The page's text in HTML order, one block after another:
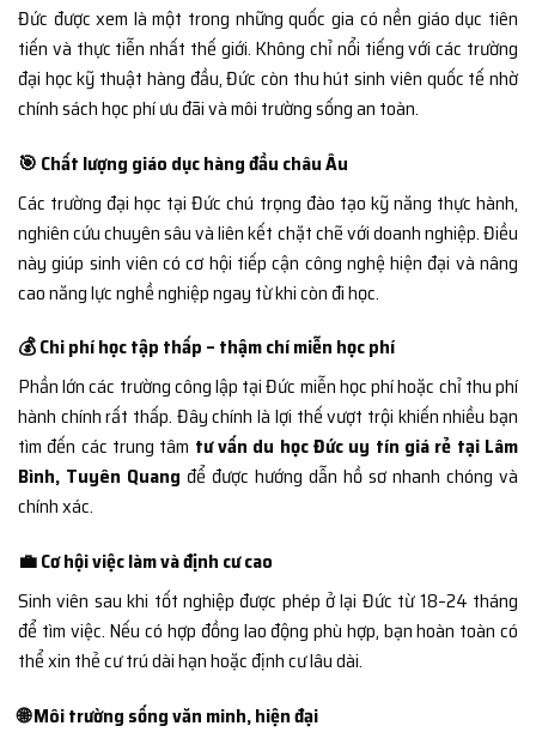
Đức được xem là một trong những quốc gia có nền giáo dục tiên
tiến và thực tiễn nhất thế giới. Không chỉ nổi tiếng với các trường
đại học kỹ thuật hàng đầu, Đức còn thu hút sinh viên quốc tế nhờ
chính sách học phí ưu đãi và môi trường sống an toàn.
🎯 Chất lượng giáo dục hàng đầu châu Âu
Các trường đại học tại Đức chú trọng đào tạo kỹ năng thực hành,
nghiên cứu chuyên sâu và liên kết chặt chẽ với doanh nghiệp. Điều
này giúp sinh viên có cơ hội tiếp cận công nghệ hiện đại và nâng
cao năng lực nghề nghiệp ngay từ khi còn đi học.
💰 Chi phí học tập thấp – thậm chí miễn học phí
Phần lớn các trường công lập tại Đức miễn học phí hoặc chỉ thu phí
hành chính rất thấp. Đây chính là lợi thế vượt trội khiến nhiều bạn
tìm đến các trung tâm tư vấn du học Đức uy tín giá rẻ tại Lâm
Bình, Tuyên Quang để được hướng dẫn hồ sơ nhanh chóng và
chính xác.
💼 Cơ hội việc làm và định cư cao
Sinh viên sau khi tốt nghiệp được phép ở lại Đức từ 18–24 tháng
để tìm việc. Nếu có hợp đồng lao động phù hợp, bạn hoàn toàn có
thể xin thẻ cư trú dài hạn hoặc định cư lâu dài.
🌐 Môi trường sống văn minh, hiện đại